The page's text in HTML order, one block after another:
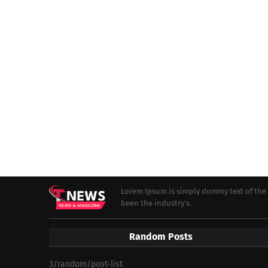
Lorem Ipsum is simply dummy text of
been the industry's.
Random Posts
3/random/post-list